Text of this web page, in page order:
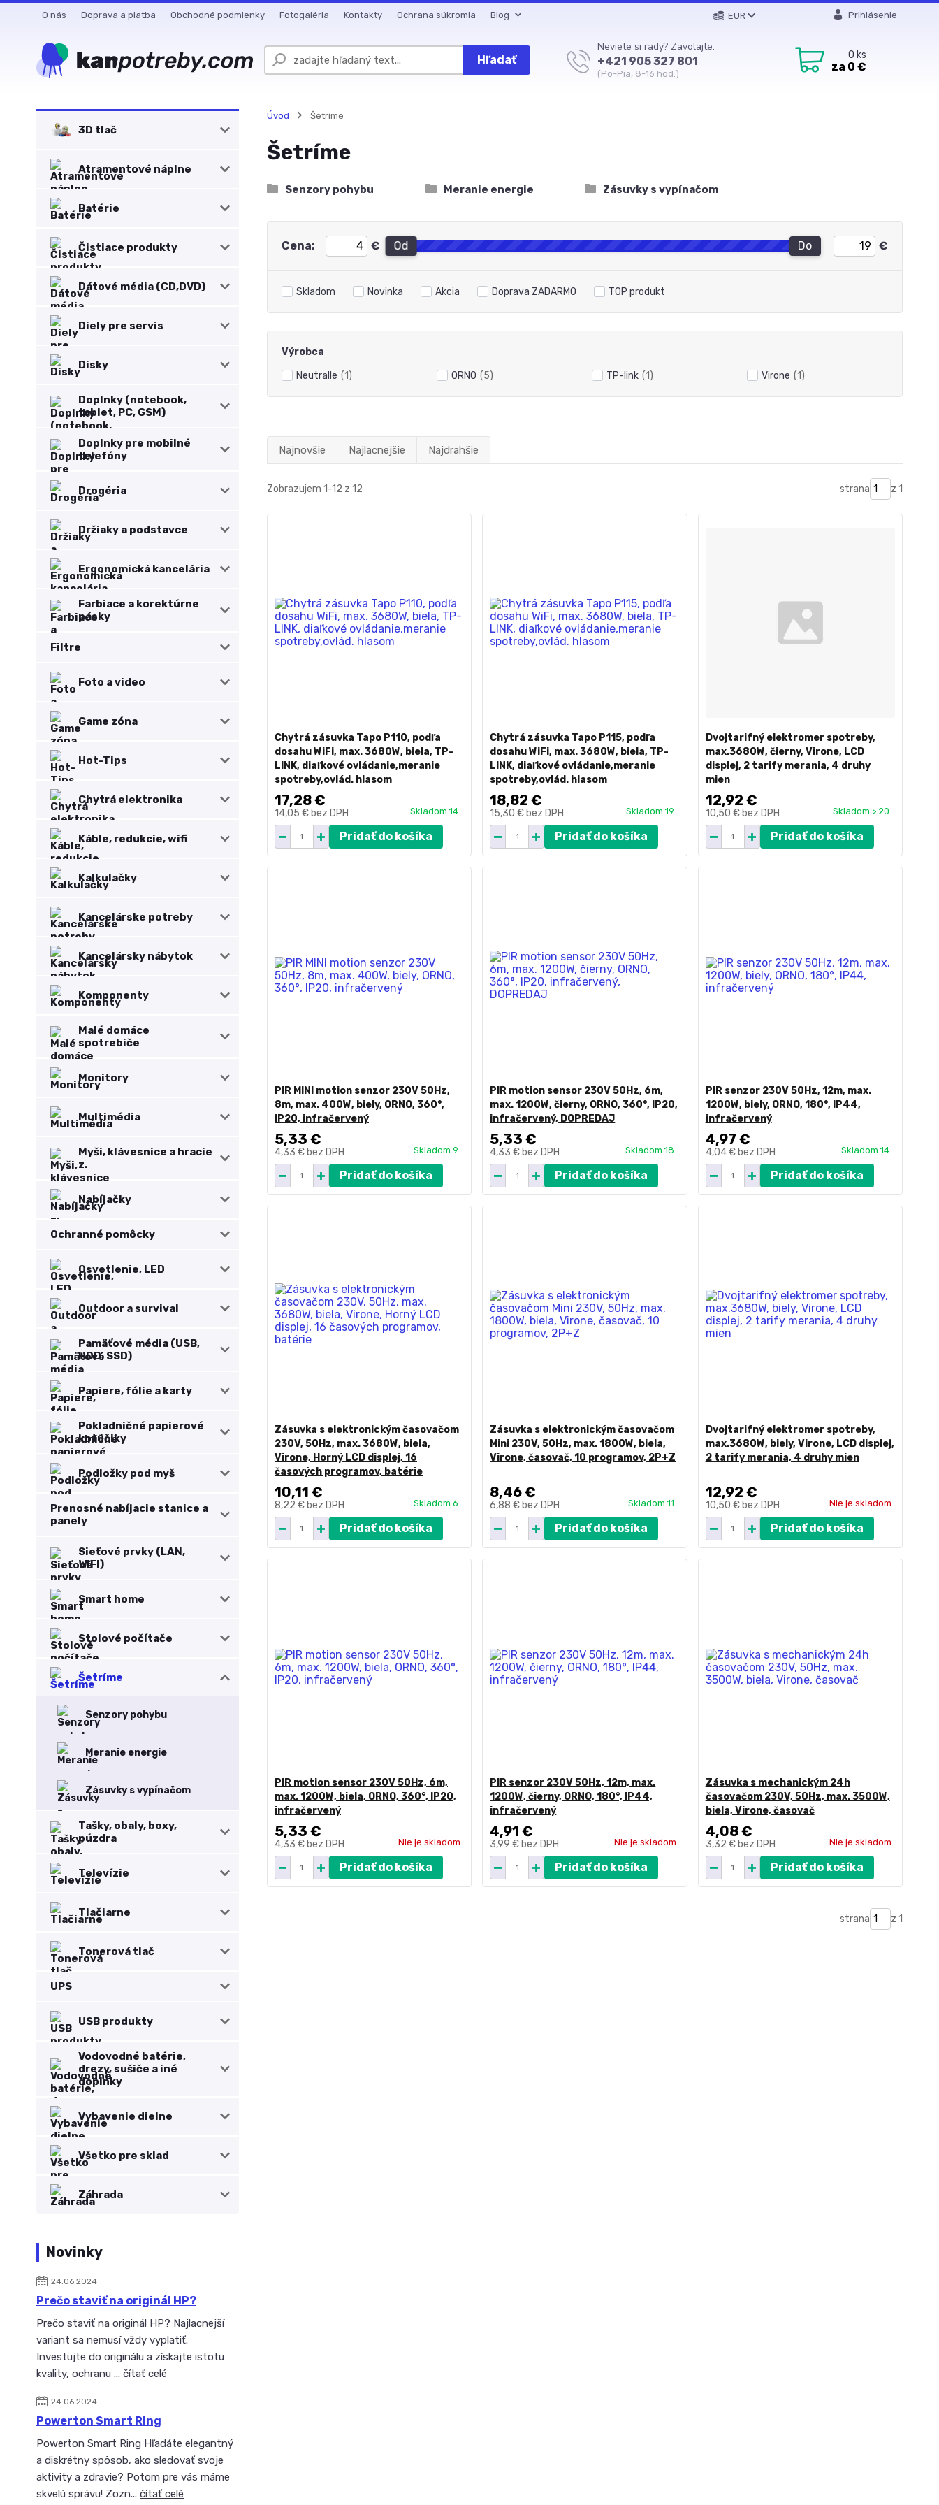
O nás Doprava a platba Obchodné podmienky Fotogaléria Kontakty Ochrana súkromia Blog EUR Prihlásenie
Hľadať
Neviete si rady? Zavolajte.
+421 905 327 801
(Po-Pia, 8-16 hod.)
0 ks
za 0 €
3D tlač
Atramentové náplne
Batérie
Čistiace produkty
Dátové média (CD,DVD)
Diely pre servis
Disky
Doplnky (notebook,
tablet, PC, GSM)
Doplnky pre mobilné
telefóny
Drogéria
Držiaky a podstavce
Ergonomická kancelária
Farbiace a korektúrne
pásky
Filtre
Foto a video
Game zóna
Hot-Tips
Chytrá elektronika
Káble, redukcie, wifi
Kalkulačky
Kancelárske potreby
Kancelársky nábytok
Komponenty
Malé domáce
spotrebiče
Monitory
Multimédia
Myši, klávesnice a hracie
z.
Nabíjačky
Ochranné pomôcky
Osvetlenie, LED
Outdoor a survival
Pamäťové média (USB,
HDD, SSD)
Papiere, fólie a karty
Pokladničné papierové
kotúčiky
Podložky pod myš
Prenosné nabíjacie stanice a
panely
Sieťové prvky (LAN,
WIFI)
Smart home
Stolové počítače
Šetríme
Senzory pohybu
Meranie energie
Zásuvky s vypínačom
Tašky, obaly, boxy,
púzdra
Televízie
Tlačiarne
Tonerová tlač
UPS
USB produkty
Vodovodné batérie,
drezy, sušiče a iné
doplnky
Vybavenie dielne
Všetko pre sklad
Záhrada
Novinky
24.06.2024
Prečo staviť na originál HP?
Prečo staviť na originál HP? Najlacnejší
variant sa nemusí vždy vyplatiť.
Investujte do originálu a získajte istotu
kvality, ochranu ... čítať celé
24.06.2024
Powerton Smart Ring
Powerton Smart Ring Hľadáte elegantný
a diskrétny spôsob, ako sledovať svoje
aktivity a zdravie? Potom pre vás máme
skvelú správu! Zozn... čítať celé
Úvod Šetríme
Šetríme
Senzory pohybu Meranie energie Zásuvky s vypínačom
Cena: € Od Do €
Skladom Novinka Akcia Doprava ZADARMO TOP produkt
Výrobca
Neutralle (1) ORNO (5) TP-link (1) Virone (1)
Najnovšie Najlacnejšie Najdrahšie
Zobrazujem 1-12 z 12 strana z 1
Chytrá zásuvka Tapo P110, podľa
dosahu WiFi, max. 3680W, biela, TP-
LINK, diaľkové ovládanie,meranie
spotreby,ovlád. hlasom
17,28 €
14,05 € bez DPH Skladom 14
Pridať do košíka
Chytrá zásuvka Tapo P115, podľa
dosahu WiFi, max. 3680W, biela, TP-
LINK, diaľkové ovládanie,meranie
spotreby,ovlád. hlasom
18,82 €
15,30 € bez DPH Skladom 19
Pridať do košíka
Dvojtarifný elektromer spotreby,
max.3680W, čierny, Virone, LCD
displej, 2 tarify merania, 4 druhy
mien
12,92 €
10,50 € bez DPH Skladom > 20
Pridať do košíka
PIR MINI motion senzor 230V 50Hz,
8m, max. 400W, biely, ORNO, 360°,
IP20, infračervený
5,33 €
4,33 € bez DPH Skladom 9
Pridať do košíka
PIR motion sensor 230V 50Hz, 6m,
max. 1200W, čierny, ORNO, 360°, IP20,
infračervený, DOPREDAJ
5,33 €
4,33 € bez DPH Skladom 18
Pridať do košíka
PIR senzor 230V 50Hz, 12m, max.
1200W, biely, ORNO, 180°, IP44,
infračervený
4,97 €
4,04 € bez DPH Skladom 14
Pridať do košíka
Zásuvka s elektronickým časovačom
230V, 50Hz, max. 3680W, biela,
Virone, Horný LCD displej, 16
časových programov, batérie
10,11 €
8,22 € bez DPH Skladom 6
Pridať do košíka
Zásuvka s elektronickým časovačom
Mini 230V, 50Hz, max. 1800W, biela,
Virone, časovač, 10 programov, 2P+Z
8,46 €
6,88 € bez DPH Skladom 11
Pridať do košíka
Dvojtarifný elektromer spotreby,
max.3680W, biely, Virone, LCD displej,
2 tarify merania, 4 druhy mien
12,92 €
10,50 € bez DPH Nie je skladom
Pridať do košíka
PIR motion sensor 230V 50Hz, 6m,
max. 1200W, biela, ORNO, 360°, IP20,
infračervený
5,33 €
4,33 € bez DPH Nie je skladom
Pridať do košíka
PIR senzor 230V 50Hz, 12m, max.
1200W, čierny, ORNO, 180°, IP44,
infračervený
4,91 €
3,99 € bez DPH Nie je skladom
Pridať do košíka
Zásuvka s mechanickým 24h
časovačom 230V, 50Hz, max. 3500W,
biela, Virone, časovač
4,08 €
3,32 € bez DPH Nie je skladom
Pridať do košíka
strana z 1